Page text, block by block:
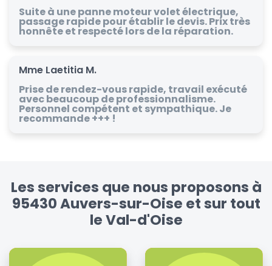
Suite à une panne moteur volet électrique,
passage rapide pour établir le devis. Prix très
honnête et respecté lors de la réparation.
Mme Laetitia M.
Prise de rendez-vous rapide, travail exécuté
avec beaucoup de professionnalisme.
Personnel compétent et sympathique. Je
recommande +++ !
Les services que nous proposons à
95430 Auvers-sur-Oise et sur tout
le Val-d'Oise